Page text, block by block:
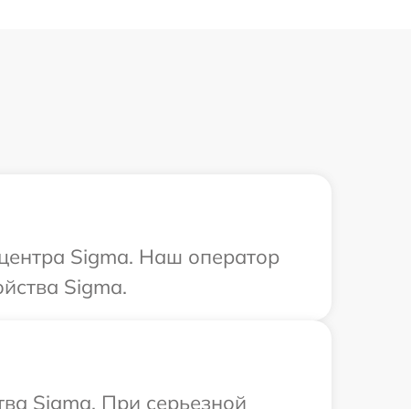
Sigma. Наш оператор
Sigma.
Sigma. При серьезной